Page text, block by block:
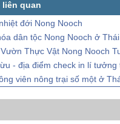
đới Nong Nooch
tộc Nong Nooch ở Thái Lan nơi đáng
Thực Vật Nong Nooch Tuyệt Đẹp Ở Khi
- địa điểm check in lí tưởng
viên nông trại số một ở